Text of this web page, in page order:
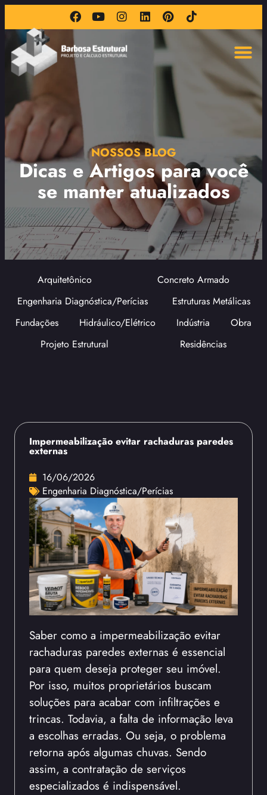
NOSSOS BLOG
Dicas e Artigos para você
se manter atualizados
Arquitetônico
Concreto Armado
Engenharia Diagnóstica/Perícias
Estruturas Metálicas
Fundações
Hidráulico/Elétrico Indústria
Obra
Projeto Estrutural
Residências
Impermeabilização evitar rachaduras paredes
externas
16/06/2026
Engenharia Diagnóstica/Perícias
Saber como a impermeabilização evitar
rachaduras paredes externas é essencial
para quem deseja proteger seu imóvel.
Por isso, muitos proprietários buscam
soluções para acabar com infiltrações e
trincas. Todavia, a falta de informação leva
a escolhas erradas. Ou seja, o problema
retorna após algumas chuvas. Sendo
assim, a contratação de serviços
especializados é indispensável.